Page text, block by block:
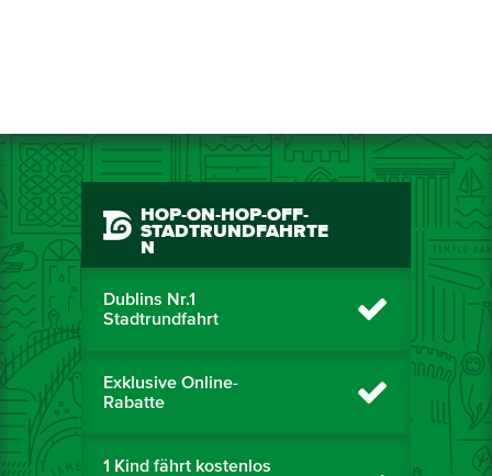
HOP-ON-HOP-OFF-
STADTRUNDFAHRTE
N
Dublins Nr.1
Stadtrundfahrt
Exklusive Online-
Rabatte
1 Kind fährt kostenlos